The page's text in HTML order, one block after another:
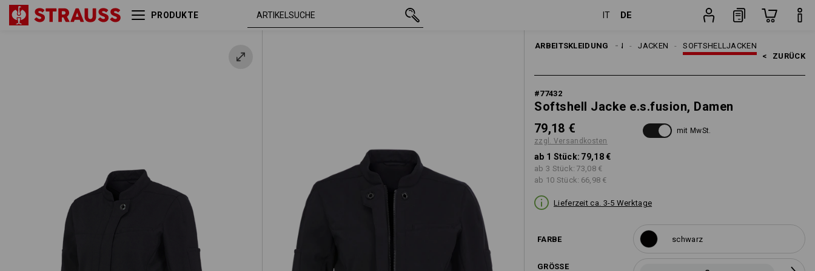
PRODUKTE IT DE
ARBEITSKLEIDUNG SOFTSHELLJACKEN
JACKEN
DAMEN
< ZURÜCK
#77432
Softshell Jacke e.s.fusion, Damen
79,18 €
zzgl. Versandkosten
mit MwSt.
ab 1 Stück: 79,18 €
ab 3 Stück: 73,08 €
ab 10 Stück: 66,98 €
Lieferzeit ca. 3-5 Werktage
FARBE schwarz
GRÖSSE
Softshell Jacke e.s.fusion,
schwarz S 79,18 €